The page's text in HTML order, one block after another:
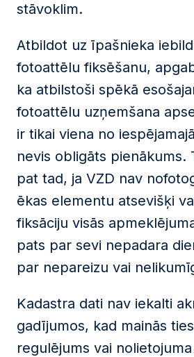
stāvoklim.
Atbildot uz īpašnieka
fotoattēlu fiksēšanu,
ka atbilstoši spēkā
fotoattēlu uzņemšana
ir tikai viena no
nevis obligāts pienākums.
pat tad, ja VZD nav
ēkas elementu atsevišķi
fiksāciju visās
pats par sevi nepadara
par nepareizu vai
Kadastra dati nav iekalti
gadījumos, kad mainās
regulējums vai